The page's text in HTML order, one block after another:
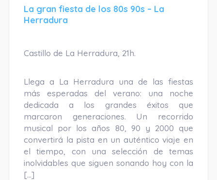
La gran fiesta de los 80s 90s – La
Herradura
Castillo de La Herradura, 21h.
Llega a La Herradura una de las fiestas
más esperadas del verano: una noche
dedicada a los grandes éxitos que
marcaron generaciones. Un recorrido
musical por los años 80, 90 y 2000 que
convertirá la pista en un auténtico viaje en
el tiempo, con una selección de temas
inolvidables que siguen sonando hoy con la
[…]